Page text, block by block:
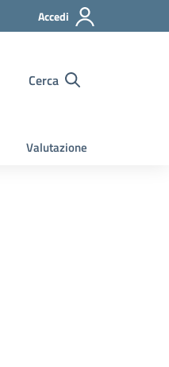
Accedi
Cerca
Valutazione